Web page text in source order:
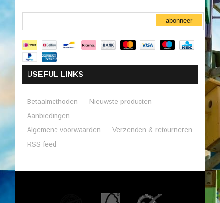
abonneer
USEFUL LINKS
Betaalmethoden
Nieuwste producten
Aanbiedingen
Algemene voorwaarden
Verzenden & retourneren
RSS-feed